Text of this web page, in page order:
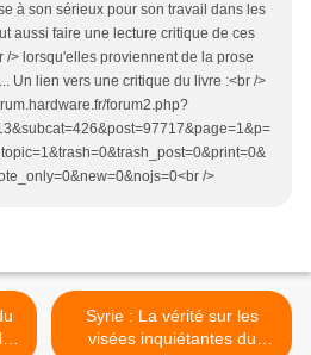
à son sérieux pour son travail dans les
aussi faire une lecture critique de ces
/> lorsqu'elles proviennent de la prose
Un lien vers une critique du livre :<br />
forum2.php?
/>
Syrie : La vérité sur les
visées inquiétantes du